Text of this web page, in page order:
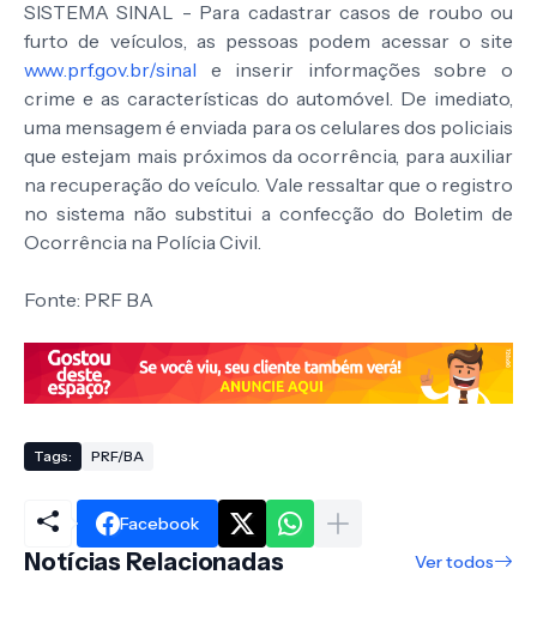
SISTEMA SINAL - Para cadastrar casos de roubo ou
furto de veículos, as pessoas podem acessar o site
www.prf.gov.br/sinal e inserir informações sobre o
crime e as características do automóvel. De imediato,
uma mensagem é enviada para os celulares dos policiais
que estejam mais próximos da ocorrência, para auxiliar
na recuperação do veículo. Vale ressaltar que o registro
no sistema não substitui a confecção do Boletim de
Ocorrência na Polícia Civil.
Fonte: PRF BA
Tags: PRF/BA
Facebook
Notícias Relacionadas Ver todos